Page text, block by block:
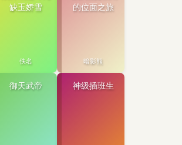
缺玉娇雪
佚名
的位面之旅
暗影熊
御天武帝 神级插班生